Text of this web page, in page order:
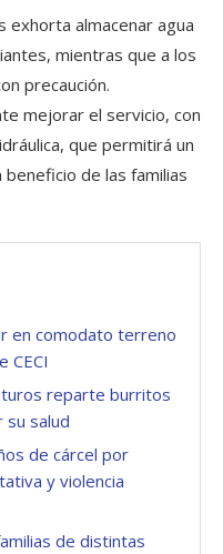
exhorta almacenar agua
mientras que a los
precaución.
mejorar el servicio, con
que permitirá un
de las familias
en comodato terreno
CECI
reparte burritos
su salud
de cárcel por
y violencia
de distintas